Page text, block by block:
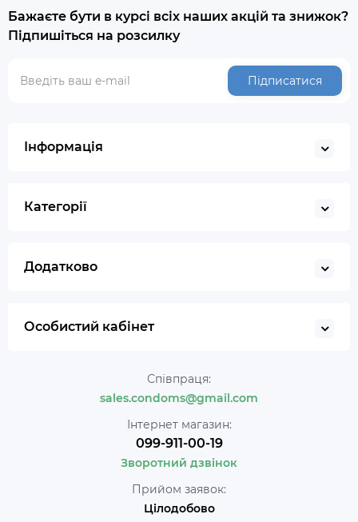
Бажаєте бути в курсі всіх наших акцій та знижок?
Підпишіться на розсилку
Підписатися
Інформація
Категорії
Додатково
Особистий кабінет
Співпраця:
sales.condoms@gmail.com
Інтернет магазин:
099-911-00-19
Зворотний дзвінок
Прийом заявок:
Цілодобово